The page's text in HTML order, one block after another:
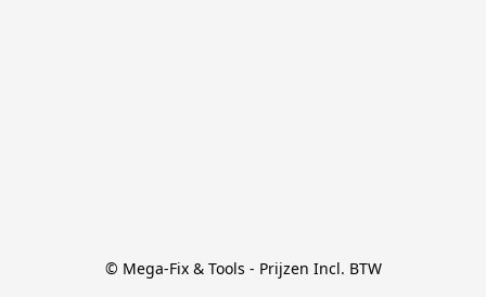
© Mega-Fix & Tools - Prijzen Incl. BTW